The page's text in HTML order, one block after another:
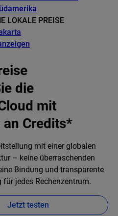
LOKALE PREISE
die
mit
an Credits*
mit einer globalen
– keine überraschenden
Bindung und transparente
für jedes Rechenzentrum.
Jetzt testen